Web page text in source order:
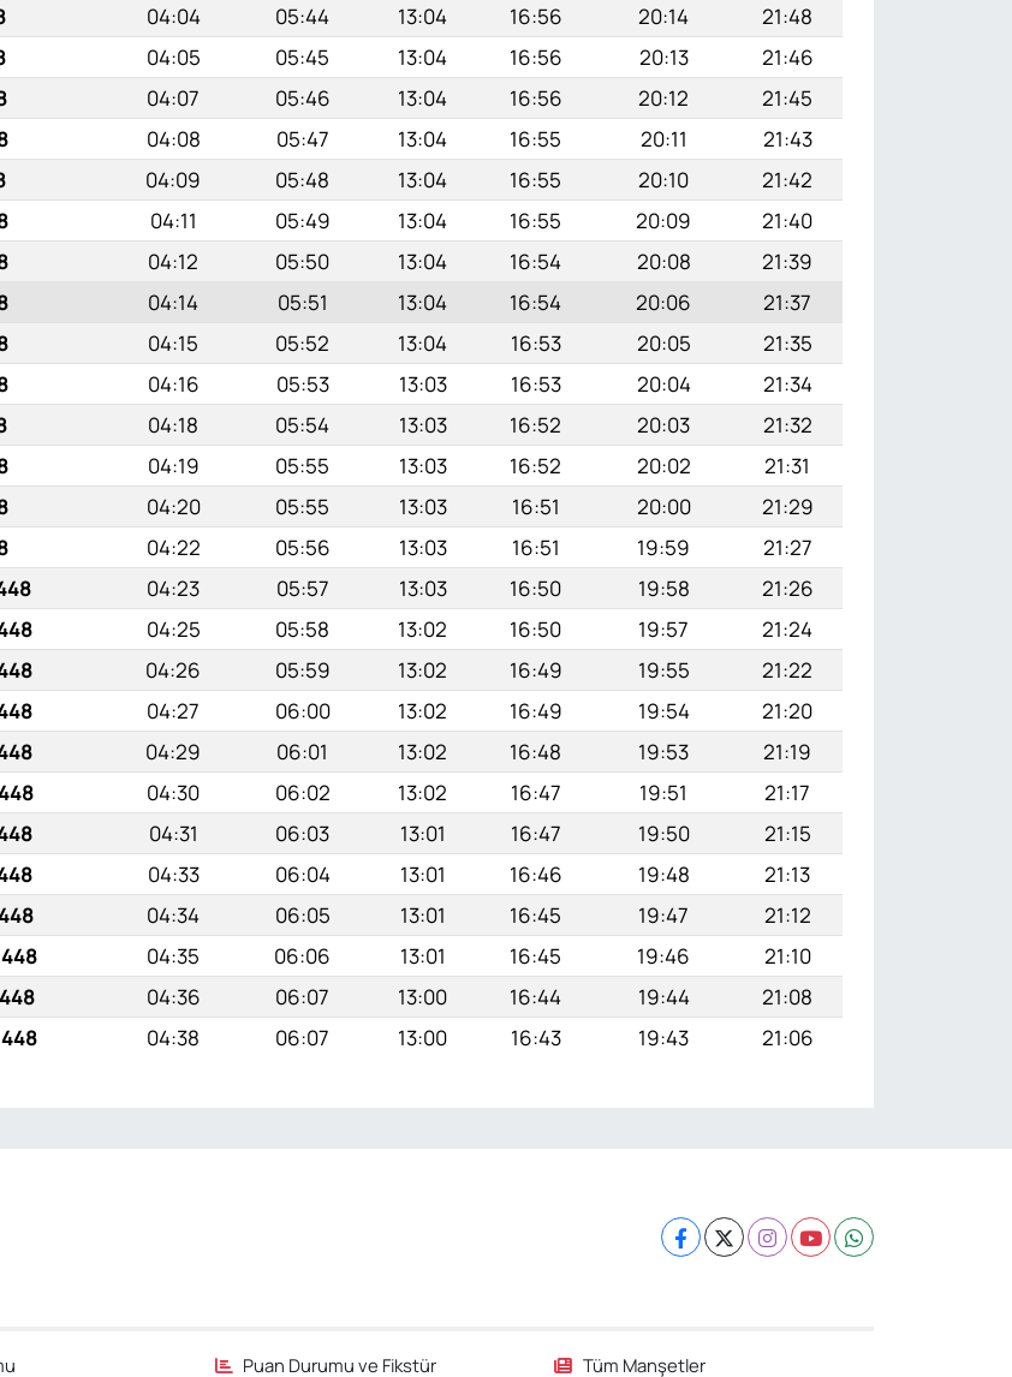
04:04 05:44 13:04 16:56 20:14
21:48
04:05 05:45 13:04 16:56 20:13
21:46
04:07 05:46 13:04 16:56 20:12
21:45
04:08 05:47 13:04 16:55 20:11
21:43
04:09 05:48 13:04 16:55 20:10
21:42
04:11 05:49 13:04 16:55 20:09
21:40
04:12 05:50 13:04 16:54 20:08
21:39
04:14 05:51 13:04 16:54 20:06
21:37
04:15 05:52 13:04 16:53 20:05
21:35
04:16 05:53 13:03 16:53 20:04
21:34
04:18 05:54 13:03 16:52 20:03
21:32
04:19 05:55 13:03 16:52 20:02
21:31
04:20 05:55 13:03 16:51 20:00
21:29
04:22 05:56 13:03 16:51 19:59
21:27
04:23 05:57 13:03 16:50 19:58
21:26
04:25 05:58 13:02 16:50 19:57
21:24
04:26 05:59 13:02 16:49 19:55
21:22
04:27 06:00 13:02 16:49 19:54
21:20
04:29 06:01 13:02 16:48 19:53
21:19
04:30 06:02 13:02 16:47 19:51
21:17
04:31 06:03 13:01 16:47 19:50
21:15
04:33 06:04 13:01 16:46 19:48
21:13
04:34 06:05 13:01 16:45 19:47
21:12
04:35 06:06 13:01 16:45 19:46
21:10
04:36 06:07 13:00 16:44 19:44
21:08
04:38 06:07 13:00 16:43 19:43 21:06
Puan Durumu ve Fikstür Tüm Manşetler